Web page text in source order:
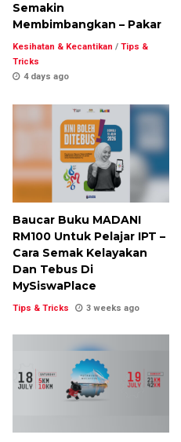
Semakin
Membimbangkan – Pakar
Kesihatan & Kecantikan / Tips &
Tricks
4 days ago
Baucar Buku MADANI
RM100 Untuk Pelajar IPT –
Cara Semak Kelayakan
Dan Tebus Di
MySiswaPlace
Tips & Tricks 3 weeks ago